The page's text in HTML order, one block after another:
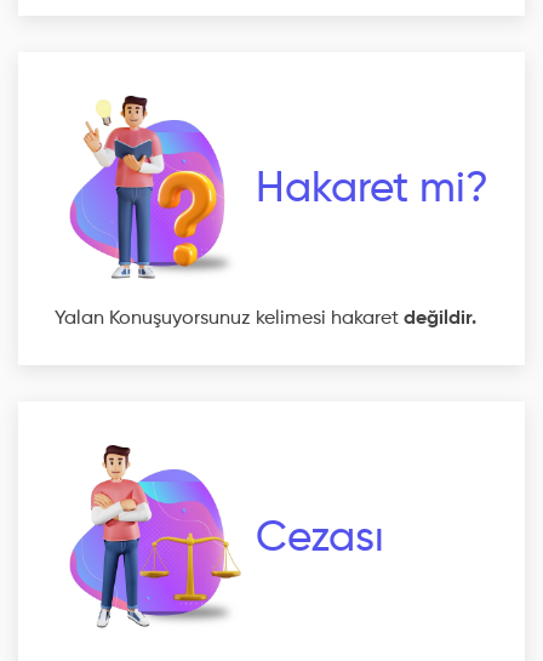
Hakaret mi?
Yalan Konuşuyorsunuz kelimesi hakaret değildir.
Cezası